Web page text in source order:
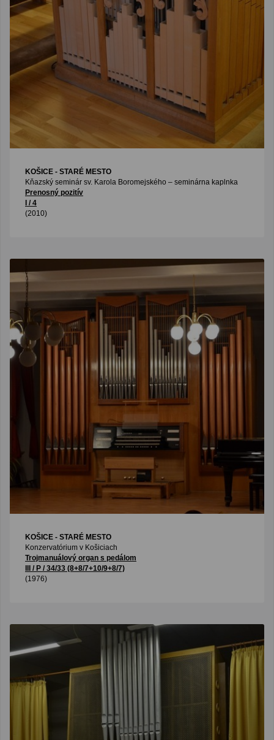
KOŠICE - STARÉ MESTO
Kňazský seminár sv. Karola Boromejského – seminárna kaplnka
Prenosný pozitív
I / 4
(2010)
KOŠICE - STARÉ MESTO
Konzervatórium v Košiciach
Trojmanuálový organ s pedálom
III / P / 34/33 (8+8/7+10/9+8/7)
(1976)